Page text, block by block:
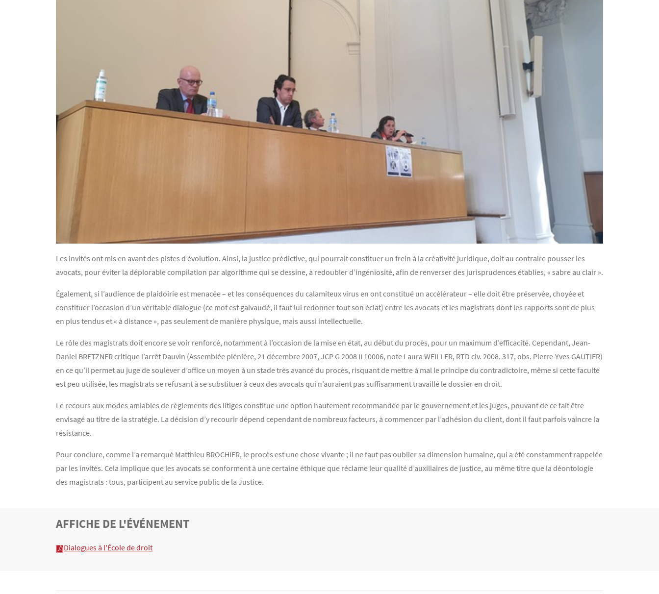
Les invités ont mis en avant des pistes d’évolution. Ainsi, la justice prédictive, qui pourrait constituer un frein à la créativité juridique, doit au contraire pousser les
avocats, pour éviter la déplorable compilation par algorithme qui se dessine, à redoubler d’ingéniosité, afin de renverser des jurisprudences établies, « sabre au clair ».
Également, si l’audience de plaidoirie est menacée – et les conséquences du calamiteux virus en ont constitué un accélérateur – elle doit être préservée, choyée et
constituer l’occasion d’un véritable dialogue (ce mot est galvaudé, il faut lui redonner tout son éclat) entre les avocats et les magistrats dont les rapports sont de plus
en plus tendus et « à distance », pas seulement de manière physique, mais aussi intellectuelle.
Le rôle des magistrats doit encore se voir renforcé, notamment à l’occasion de la mise en état, au début du procès, pour un maximum d’efficacité. Cependant, Jean-
Daniel BRETZNER critique l’arrêt Dauvin (Assemblée plénière, 21 décembre 2007, JCP G 2008 II 10006, note Laura WEILLER, RTD civ. 2008. 317, obs. Pierre-Yves GAUTIER)
en ce qu’il permet au juge de soulever d’office un moyen à un stade très avancé du procès, risquant de mettre à mal le principe du contradictoire, même si cette faculté
est peu utilisée, les magistrats se refusant à se substituer à ceux des avocats qui n’auraient pas suffisamment travaillé le dossier en droit.
Le recours aux modes amiables de règlements des litiges constitue une option hautement recommandée par le gouvernement et les juges, pouvant de ce fait être
envisagé au titre de la stratégie. La décision d’y recourir dépend cependant de nombreux facteurs, à commencer par l’adhésion du client, dont il faut parfois vaincre la
résistance.
Pour conclure, comme l’a remarqué Matthieu BROCHIER, le procès est une chose vivante ; il ne faut pas oublier sa dimension humaine, qui a été constamment rappelée
par les invités. Cela implique que les avocats se conforment à une certaine éthique que réclame leur qualité d’auxiliaires de justice, au même titre que la déontologie
des magistrats : tous, participent au service public de la Justice.
Bloc(s) libre(s)
TITRE
AFFICHE DE L'ÉVÉNEMENT
TexteDialogues à l'École de droit